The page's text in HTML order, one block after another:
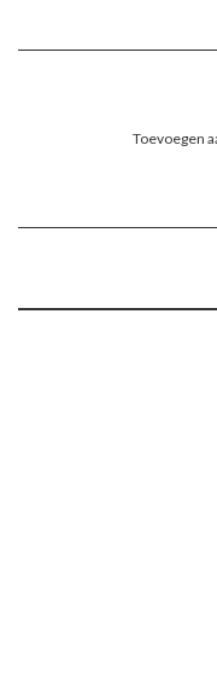
Toevoegen